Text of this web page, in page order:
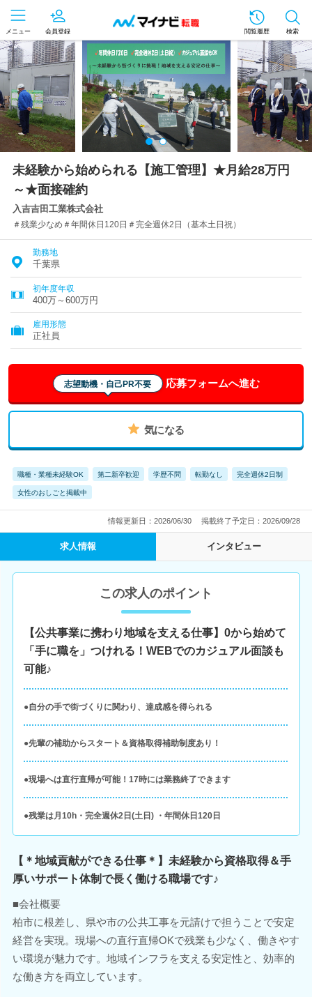
メニュー 会員登録 閲覧履歴 検索
未経験から始められる【施工管理】★月給28万円
～★面接確約
入吉吉田工業株式会社
＃残業少なめ＃年間休日120日＃完全週休2日（基本土日祝）
勤務地
千葉県
初年度年収
400万～600万円
雇用形態
正社員
志望動機・自己PR不要 応募フォームへ進む
気になる
職種・業種未経験OK 第二新卒歓迎 学歴不問 転勤なし 完全週休2日制
女性のおしごと掲載中
情報更新日：2026/06/30 掲載終了予定日：2026/09/28
求人情報 インタビュー
この求人のポイント
【公共事業に携わり地域を支える仕事】0から始めて
「手に職を」つけれる！WEBでのカジュアル面談も
可能♪
●自分の手で街づくりに関わり、達成感を得られる
●先輩の補助からスタート＆資格取得補助制度あり！
●現場へは直行直帰が可能！17時には業務終了できます
●残業は月10h・完全週休2日(土日) ・年間休日120日
【＊地域貢献ができる仕事＊】未経験から資格取得＆手
厚いサポート体制で長く働ける職場です♪
■会社概要
柏市に根差し、県や市の公共工事を元請けで担うことで安定
経営を実現。現場への直行直帰OKで残業も少なく、働きやす
い環境が魅力です。地域インフラを支える安定性と、効率的
な働き方を両立しています。